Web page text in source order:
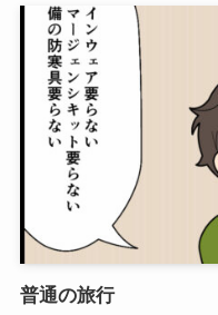
普通の旅行